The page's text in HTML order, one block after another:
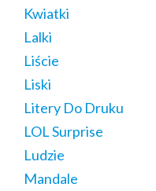
Kwiatki
Lalki
Liście
Liski
Litery Do Druku
LOL Surprise
Ludzie
Mandale